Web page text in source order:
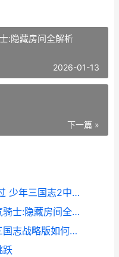
:隐藏房间全解析
2026-01-13
下一篇 »
少年三国志2中入主冀州如何过 少年三国志2中主角能装备什么
元气骑士隐藏房间如何进 元气骑士:隐藏房间全解析
三国志战略版如何快速打野 三国志战略版如何查看招募记录
跃